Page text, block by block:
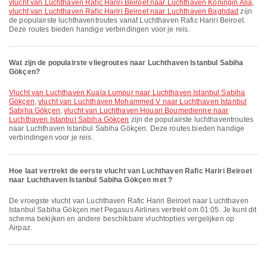
vlucht van Luchthaven Rafic Hariri Beiroet naar Luchthaven Koningin Alia,
vlucht van Luchthaven Rafic Hariri Beiroet naar Luchthaven Baghdad zijn
de populairste luchthaventroutes vanaf Luchthaven Rafic Hariri Beiroet.
Deze routes bieden handige verbindingen voor je reis.
Wat zijn de populairste vliegroutes naar Luchthaven Istanbul Sabiha
Gökçen?
vlucht van Luchthaven Kuala Lumpur naar Luchthaven Istanbul Sabiha
Gökçen,vlucht van Luchthaven Mohammed V naar Luchthaven Istanbul
Sabiha Gökçen,vlucht van Luchthaven Houari Boumedienne naar
Luchthaven Istanbul Sabiha Gökçen zijn de populairste luchthaventroutes
naar Luchthaven Istanbul Sabiha Gökçen. Deze routes bieden handige
verbindingen voor je reis.
Hoe laat vertrekt de eerste vlucht van Luchthaven Rafic Hariri Beiroet
naar Luchthaven Istanbul Sabiha Gökçen met ?
De vroegste vlucht van Luchthaven Rafic Hariri Beiroet naar Luchthaven
Istanbul Sabiha Gökçen met Pegasus Airlines vertrekt om 01:05. Je kunt dit
schema bekijken en andere beschikbare vluchtopties vergelijken op
Airpaz.